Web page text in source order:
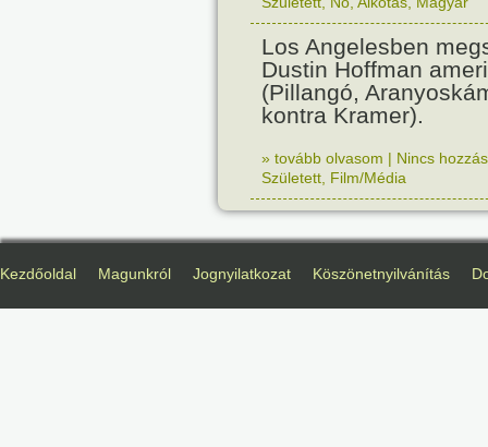
Los Angelesben
Dustin Hoffman
(Pillangó,
kontra Kramer).
» tovább olvasom | Nincs
Született Film/Média
Kezdőoldal Magunkról Jognyilatkozat Köszönetnyilvánítás